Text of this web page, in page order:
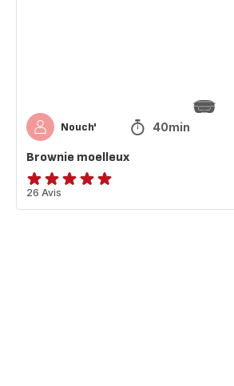
Nouch' 40min
Brownie moelleux
ratings.4.9
26 Avis